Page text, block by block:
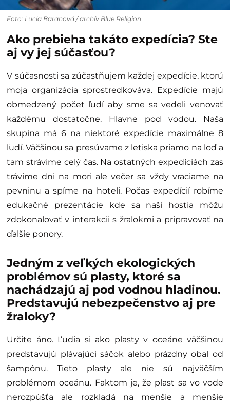
Foto: Lucia Baranová / archív Blue Religion
Ako prebieha takáto expedícia? Ste
aj vy jej súčasťou?
V súčasnosti sa zúčastňujem každej expedície, ktorú
moja organizácia sprostredkováva. Expedície majú
obmedzený počet ľudí aby sme sa vedeli venovať
každému dostatočne. Hlavne pod vodou. Naša
skupina má 6 na niektoré expedície maximálne 8
ľudí. Väčšinou sa presúvame z letiska priamo na loď a
tam strávime celý čas. Na ostatných expedíciách zas
trávime dni na mori ale večer sa vždy vraciame na
pevninu a spíme na hoteli. Počas expedícií robíme
edukačné prezentácie kde sa naši hostia môžu
zdokonalovať v interakcii s žralokmi a pripravovať na
ďalšie ponory.
Jedným z veľkých ekologických
problémov sú plasty, ktoré sa
nachádzajú aj pod vodnou hladinou.
Predstavujú nebezpečenstvo aj pre
žraloky?
Určite áno. Ľudia si ako plasty v oceáne väčšinou
predstavujú plávajúci sáčok alebo prázdny obal od
šampónu. Tieto plasty ale nie sú najväčším
problémom oceánu. Faktom je, že plast sa vo vode
nerozpúšťa ale rozkladá na menšie a menšie